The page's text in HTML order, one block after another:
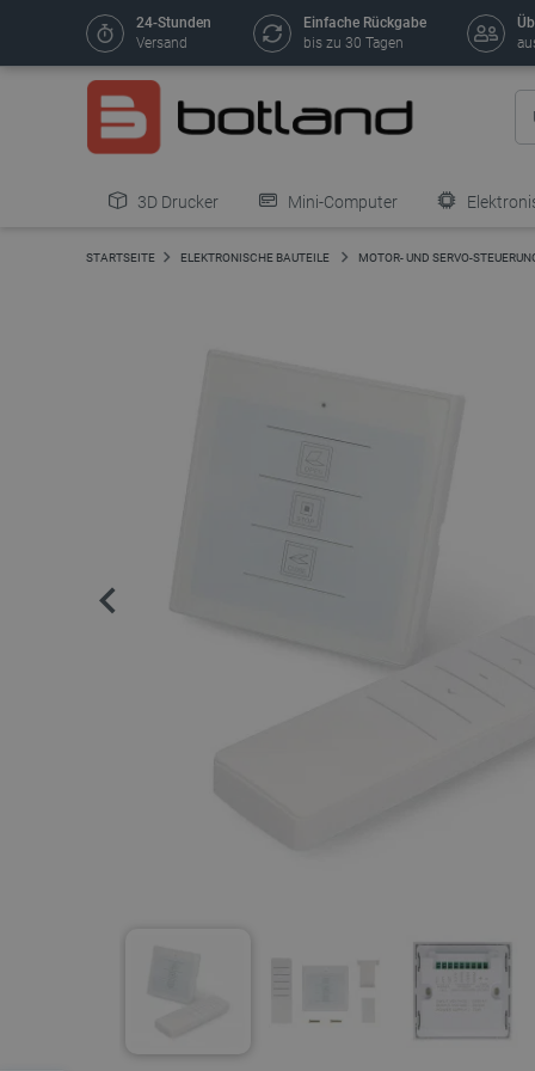
24-Stunden
Versand
Einfache Rückgabe
bis zu 30 Tagen
3D Drucker Mini-Computer
STARTSEITE ELEKTRONISCHE BAUTEILE MOTOR- UND SERVO-